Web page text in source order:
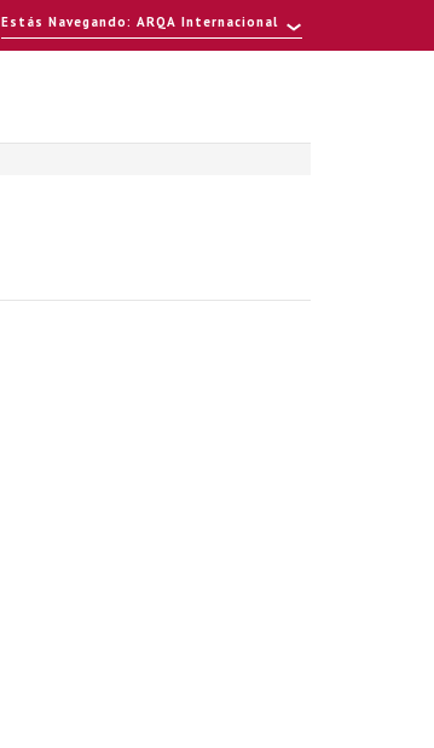
Estás Navegando: ARQA Internacional